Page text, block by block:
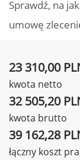
Sprawdź, na
umowę
23 310,00
kwota netto
32 505,20
kwota brutto
39 162,28
łączny koszt